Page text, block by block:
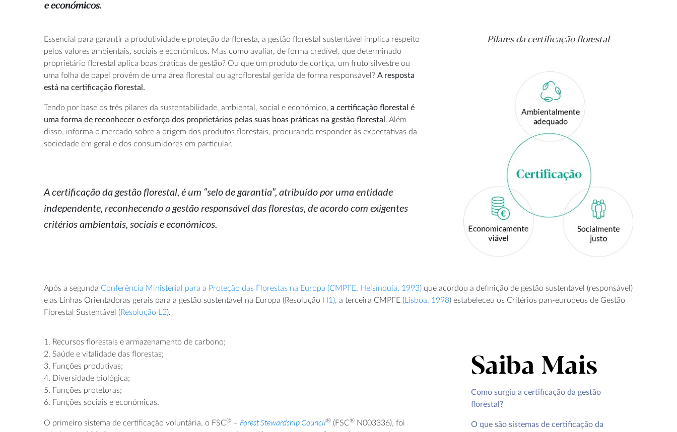
e económicos.
Essencial para garantir a produtividade e proteção da floresta, a gestão florestal sustentável implica respeito
pelos valores ambientais, sociais e económicos. Mas como avaliar, de forma credível, que determinado
proprietário florestal aplica boas práticas de gestão? Ou que um produto de cortiça, um fruto silvestre ou
uma folha de papel provêm de uma área florestal ou agroflorestal gerida de forma responsável? A resposta
está na certificação florestal.
Tendo por base os três pilares da sustentabilidade, ambiental, social e económico, a certificação florestal é
uma forma de reconhecer o esforço dos proprietários pelas suas boas práticas na gestão florestal . Além
disso, informa o mercado sobre a origem dos produtos florestais, procurando responder às expectativas da
sociedade em geral e dos consumidores em particular.
A certificação da gestão florestal, é um “selo de garantia”, atribuído por uma entidade
independente, reconhecendo a gestão responsável das florestas, de acordo com exigentes
critérios ambientais, sociais e económicos.
Pilares da certificação florestal
Após a segunda Conferência Ministerial para a Proteção das Florestas na Europa (CMPFE, Helsínquia, 1993) que acordou a definição de gestão sustentável (responsável)
e as Linhas Orientadoras gerais para a gestão sustentável na Europa (Resolução H1), a terceira CMPFE ( Lisboa, 1998) estabeleceu os Critérios pan-europeus de Gestão
Florestal Sustentável (Resolução L2).
1. Recursos florestais e armazenamento de carbono;
2. Saúde e vitalidade das florestas;
3. Funções produtivas;
4. Diversidade biológica;
5. Funções protetoras;
6. Funções sociais e económicas.
O primeiro sistema de certificação voluntária, o FSC® – Forest Stewardship Council® (FSC® N003336), foi
Saiba Mais
Como surgiu a certificação da gestão
florestal?
O que são sistemas de certificação da